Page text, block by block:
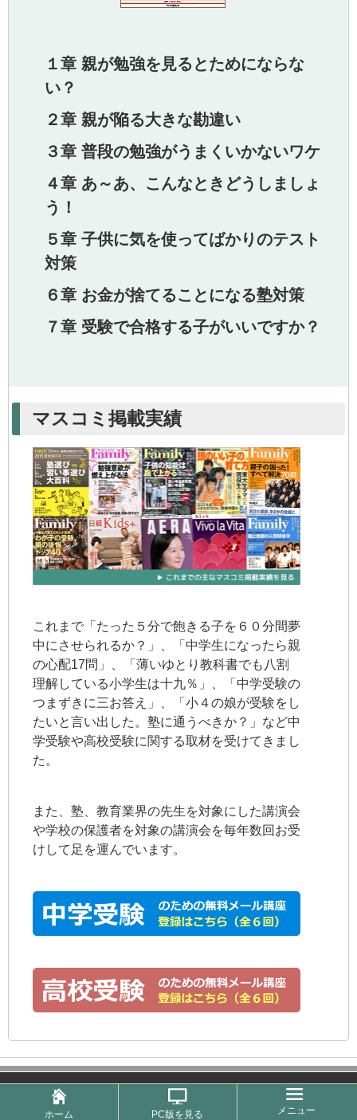
１章 親が勉強を見るとためにならな
い？
２章 親が陥る大きな勘違い
３章 普段の勉強がうまくいかないワケ
４章 あ～あ、こんなときどうしましょ
う！
５章 子供に気を使ってばかりのテスト
対策
６章 お金が捨てることになる塾対策
７章 受験で合格する子がいいですか？
マスコミ掲載実績
これまで「たった５分で飽きる子を６０分間夢
中にさせられるか？」、「中学生になったら親
の心配17問」、「薄いゆとり教科書でも八割
理解している小学生は十九％」、「中学受験の
つまずきに三お答え」、「小４の娘が受験をし
たいと言い出した。塾に通うべきか？」など中
学受験や高校受験に関する取材を受けてきまし
た。
また、塾、教育業界の先生を対象にした講演会
や学校の保護者を対象の講演会を毎年数回お受
けして足を運んでいます。
ホーム PC版を見る メニュー